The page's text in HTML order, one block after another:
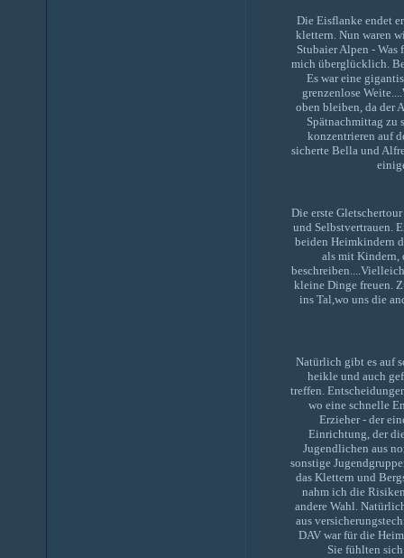
Die Eisflanke endet
klettern. Nun waren
Stubaier Alpen -
mich überglücklich.
Es war eine
grenzenlose
oben bleiben, da der
Spätnachmittag zu
konzentrieren auf
sicherte Bella und
Die erste
und Selbstvertrauen.
beiden Heimkindern
als mit Kindern,
kleine Dinge freuen.
ins Tal,wo uns die
Natürlich gibt es auf
heikle und auch
treffen.
wo eine schnelle
Erzieher - der
Einrichtung, der
Jugendlichen aus
sonstige
das Klettern und
nahm ich die
andere Wahl.
aus
DAV war für die
Sie fühlten